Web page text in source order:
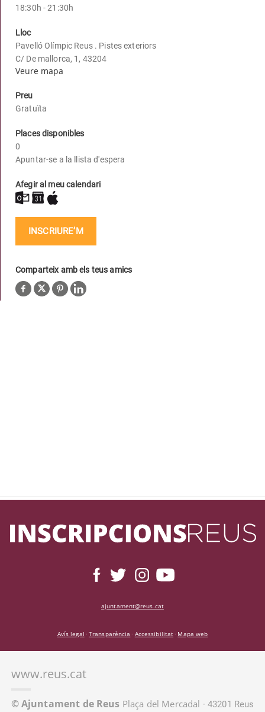
18:30h - 21:30h
Lloc
Pavelló Olímpic Reus . Pistes exteriors
C/ De mallorca, 1, 43204
Veure mapa
Preu
Gratuïta
Places disponibles
0
Apuntar-se a la llista d'espera
Afegir al meu calendari
INSCRIURE’M
Comparteix amb els teus amics
ajuntament@reus.cat
Avís legal ·Transparència · Accessibilitat· Mapa web
www.reus.cat
© Ajuntament de Reus Plaça del Mercadal · 43201 Reus